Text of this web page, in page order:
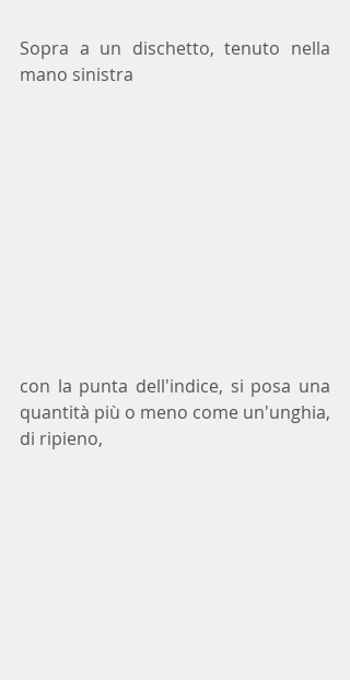
Sopra a un dischetto, tenuto nella
mano sinistra
con la punta dell'indice, si posa una
quantità più o meno come un'unghia,
di ripieno,